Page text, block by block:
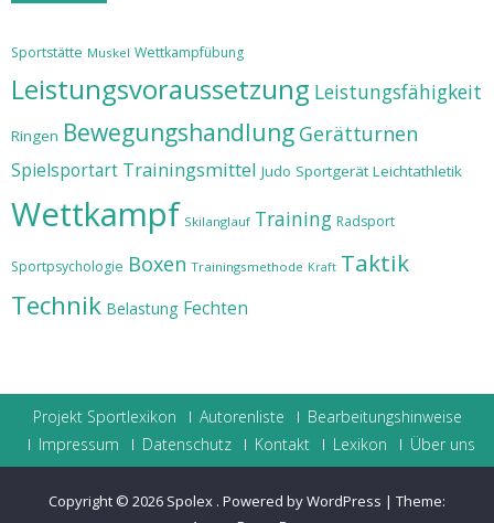
Sportstätte Muskel Wettkampfübung
Leistungsvoraussetzung Leistungsfähigkeit
Ringen Bewegungshandlung Gerätturnen
Spielsportart Trainingsmittel Judo Sportgerät Leichtathletik
Wettkampf Skilanglauf Training Radsport
Sportpsychologie Boxen Trainingsmethode Kraft Taktik
Technik Belastung Fechten
Projekt Sportlexikon Autorenliste
Bearbeitungshinweise
Impressum
Datenschutz Kontakt Lexikon Über uns
Copyright © 2026 Spolex . Powered by WordPress | Theme: